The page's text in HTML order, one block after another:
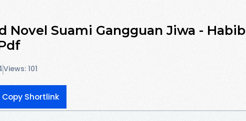
Novel Suami Gangguan Jiwa - Habib
Views: 101
Copy Shortlink